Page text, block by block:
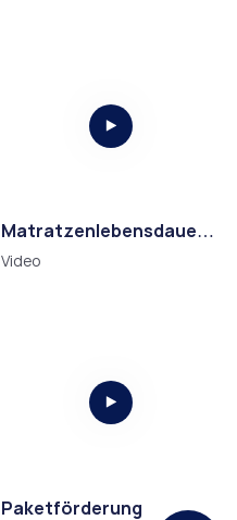
Matratzenlebensdauer&
Festigkeitstest
Video
Paketförderung